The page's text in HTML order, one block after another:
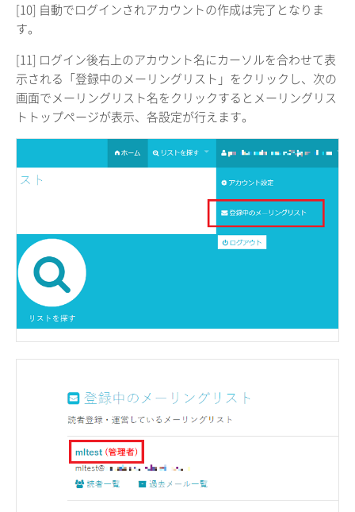
[10] 自動でログインされアカウントの作成は完了となりま
す。
[11] ログイン後右上のアカウント名にカーソルを合わせて表
示される「登録中のメーリングリスト」をクリックし、次の
画面でメーリングリスト名をクリックするとメーリングリス
トトップページが表示、各設定が行えます。